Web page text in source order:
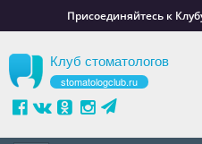
Присоединяйтесь к
Клуб стоматологов
stomatologclub.ru